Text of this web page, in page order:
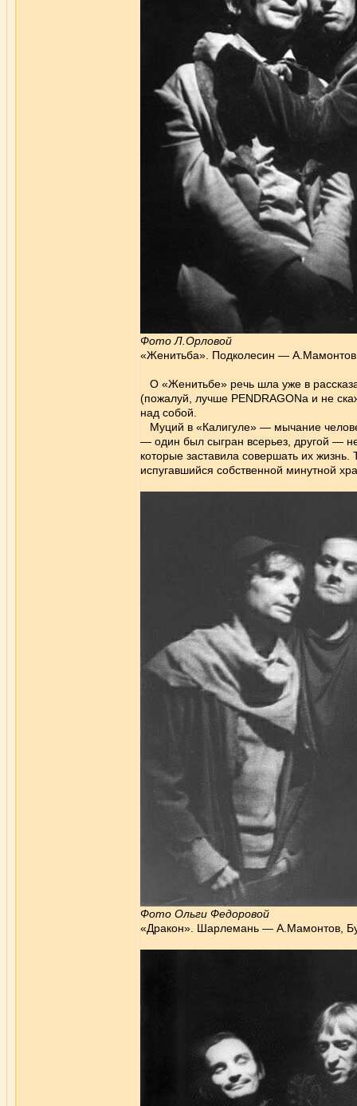
Фото Л.Орловой
«Женитьба». Подколесин —
О «Женитьбе» речь шла уже в
(пожалуй, лучше PENDRAGONа и не
над собой.
Муций в «Калигуле» — мычание
— один был сыгран всерьез, другой —
которые заставила совершать их
испугавшийся собственной минутной
Фото Ольги Федоровой
«Дракон». Шарлемань — А.Мамонтов,